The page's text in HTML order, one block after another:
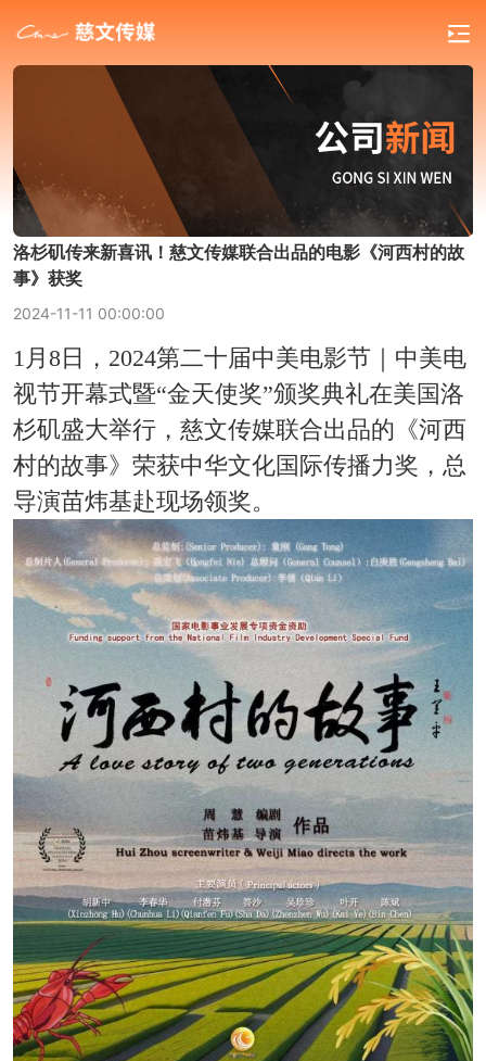
洛杉矶传来新喜讯！慈文传媒联合出品的电影《河西村的故
事》获奖
2024-11-11 00:00:00
1月8日，2024第二十届中美电影节｜中美电
视节开幕式暨“金天使奖”颁奖典礼在美国洛
杉矶盛大举行，慈文传媒联合出品的《河西
村的故事》荣获中华文化国际传播力奖，总
导演苗炜基赴现场领奖。